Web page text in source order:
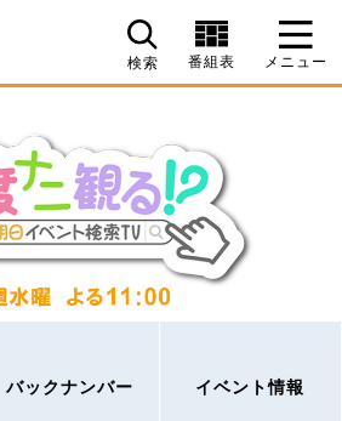
検索 番組表 メニュー
バックナンバー イベント情報